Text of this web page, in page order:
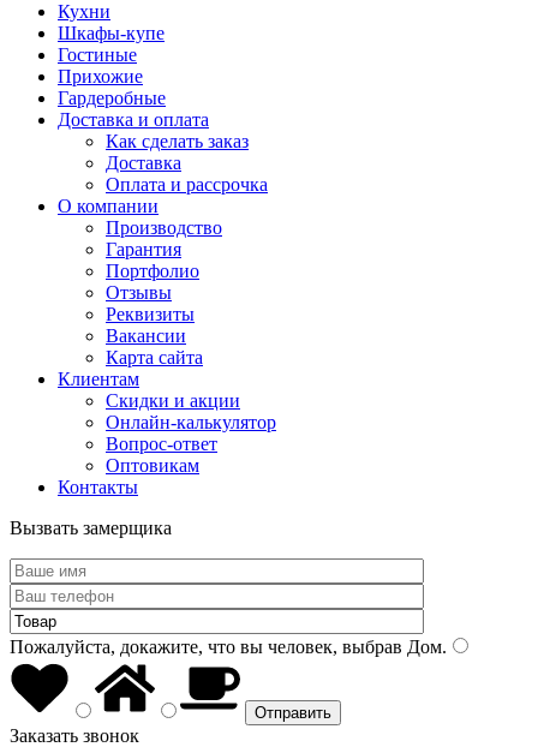
Кухни
Шкафы-купе
Гостиные
Прихожие
Гардеробные
Доставка и оплата
Как сделать заказ
Доставка
Оплата и рассрочка
О компании
Производство
Гарантия
Портфолио
Отзывы
Реквизиты
Вакансии
Карта сайта
Клиентам
Скидки и акции
Онлайн-калькулятор
Вопрос-ответ
Оптовикам
Контакты
Вызвать замерщика
Пожалуйста, докажите, что вы человек, выбрав Дом.
Заказать звонок